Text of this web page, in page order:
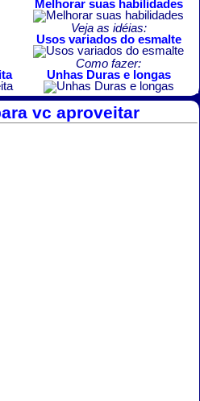
Melhorar suas habilidades
Veja as idéias:
Usos variados do esmalte
Como fazer:
Unhas Duras e longas
vc aproveitar